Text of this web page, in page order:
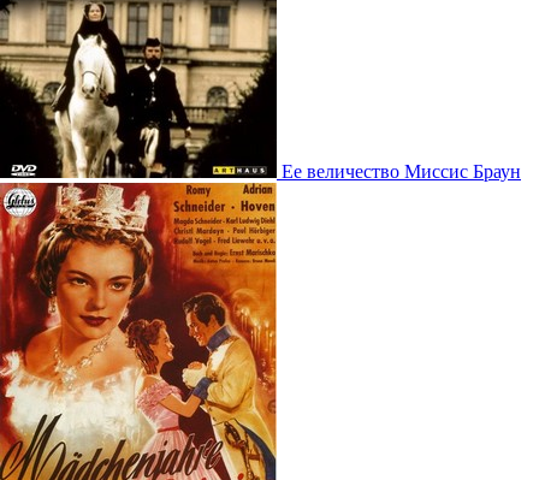
Ее величество Миссис Браун